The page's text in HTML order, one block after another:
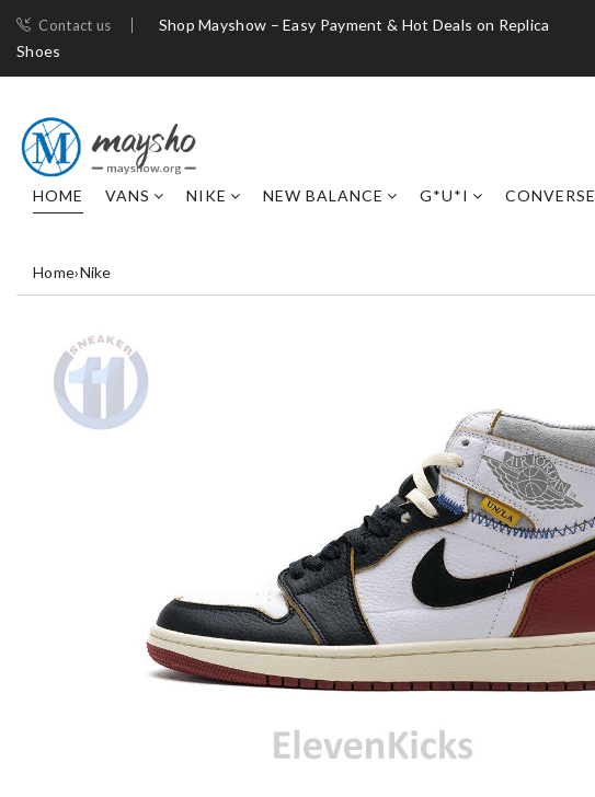
Contact us
Shop Mayshow – Easy Payment & Hot Deals on Replica
Shoes
HOME VANS NIKE NEW BALANCE G*U*I CONVERSE
Home›Nike